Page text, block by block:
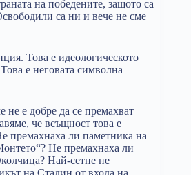
на победените, защото са
са ни и вече не сме
Това е идеологическото
е неговата символна
не е добре да се премахват
че всъщност това е
премахнаха ли паметника на
Не премахнаха ли
Най-сетне не
на Сталин от входа на